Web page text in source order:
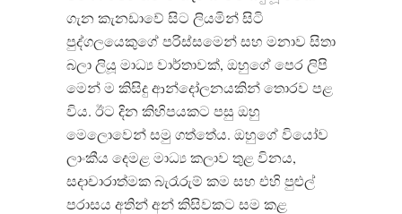
ගැන කැනඩාවේ සිට ලියමින් සිටි
පුද්ගලයෙකුගේ පරිස්සමෙන් සහ මනාව සිතා
බලා ලියූ මාධ්‍ය වාර්තාවක්, ඔහුගේ පෙර ලිපි
මෙන් ම කිසිදු ආන්දෝලනයකින් තොරව පළ
විය. ඊට දින කිහිපයකට පසු ඔහු
මෙලොවෙන් සමු ගත්තේය. ඔහුගේ වියෝව
ලාංකීය දෙමළ මාධ්‍ය කලාව තුළ විනය,
සදාචාරාත්මක බැරෑරුම් කම සහ එහි පුළුල්
පරාසය අතින් අන් කිසිවකට සම කළ